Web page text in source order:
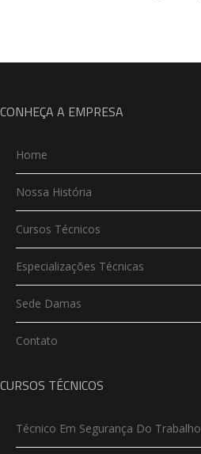
CONHEÇA A EMPRESA
Home
Nossa História
Cursos Técnicos
Especializações Técnicas
Sede Damas
Contato
CURSOS TÉCNICOS
Técnico Em Segurança Do Trabalho